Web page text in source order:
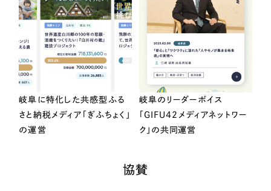
岐阜に特化した共感型ふる
さと納税メディア「ぎふちょく」
の運営
岐阜のリーダーボイス
「GIFU42メディアネットワー
ク」の共同運営
協賛